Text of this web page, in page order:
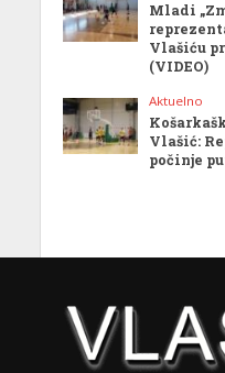
Mladi
Vlašiću
(VIDEO)
Aktuelno
Vlašić:
počinje